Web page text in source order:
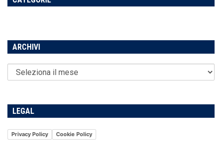
ARCHIVI
LEGAL
Privacy Policy Cookie Policy